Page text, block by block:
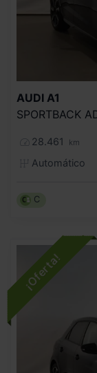
AUDI A1
28.461 km
Automático
C